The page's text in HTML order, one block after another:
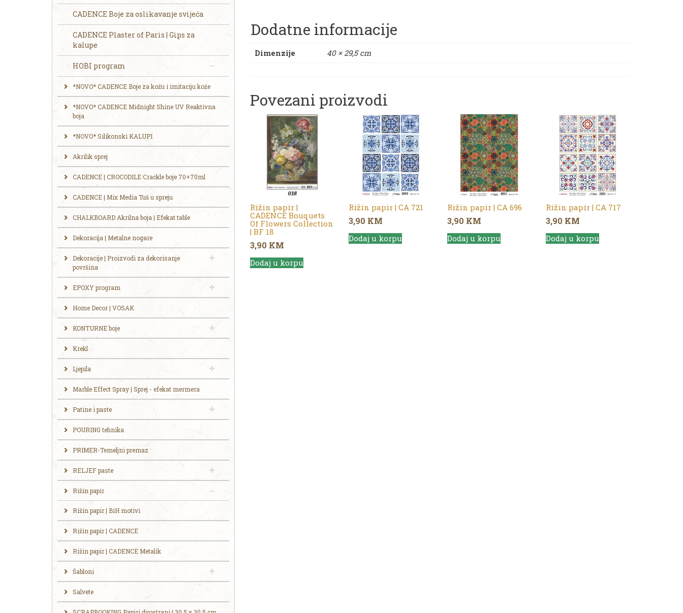
Dodatne informacije
Dimenzije 40 × 29,5 cm
Povezani proizvodi
Rižin papir |
CADENCE Bouquets
Of Flowers Collection
| BF 18
3,90 KM
Dodaj u korpu
Rižin papir | CA 721
3,90 KM
Dodaj u korpu
Rižin papir | CA 696
3,90 KM
Dodaj u korpu
Rižin papir | CA 717
3,90 KM
Dodaj u korpu
CADENCE Boje za oslikavanje svijeća
CADENCE Plaster of Paris | Gips za
kalupe
HOBI program
*NOVO* CADENCE Boje za kožu i imitaciju kože
*NOVO* CADENCE Midnight Shine UV Reaktivna
boja
*NOVO* Silikonski KALUPI
Akrilik sprej
CADENCE | CROCODILE Crackle boje 70+70ml
CADENCE | Mix Media Tuš u spreju
CHALKBOARD Akrilna boja | Efekat table
Dekoracija | Metalne nogare
Dekoracije | Proizvodi za dekorisanje
površina
EPOXY program
Home Decor | VOSAK
KONTURNE boje
Krekl
Ljepila
Marble Effect Spray | Sprej - efekat mermera
Patine i paste
POURING tehnika
PRIMER-Temeljni premaz
RELJEF paste
Rižin papir
Rižin papir | BiH motivi
Rižin papir | CADENCE
Rižin papir | CADENCE Metalik
Šabloni
Salvete